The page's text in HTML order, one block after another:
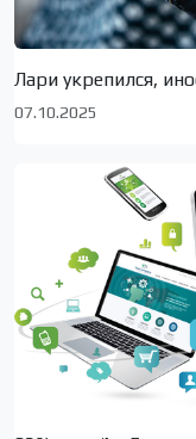
Лари укрепился,
07.10.2025